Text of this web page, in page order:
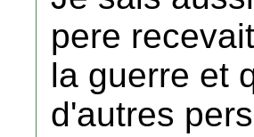
pere
la guerre et
d'autres